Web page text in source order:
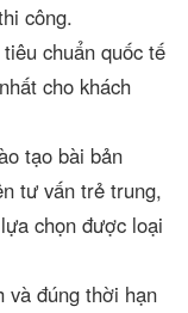
công.
chuẩn quốc tế
cho khách
tạo bài bản
tư vấn trẻ trung,
chọn được loại
và đúng thời hạn